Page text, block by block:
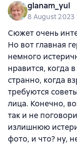
glanam_yul
8 August 2023
Сюжет очень
Но вот главная
немного
нравится, когда
странно, когда
требуются
лица. Конечно,
так и не
излишнюю
фото, и что? ну,